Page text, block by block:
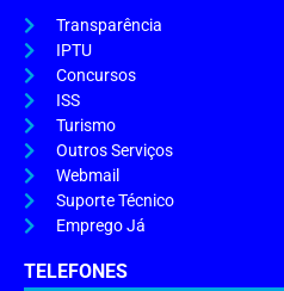
Transparência
IPTU
Concursos
ISS
Turismo
Outros Serviços
Webmail
Suporte Técnico
Emprego Já
TELEFONES